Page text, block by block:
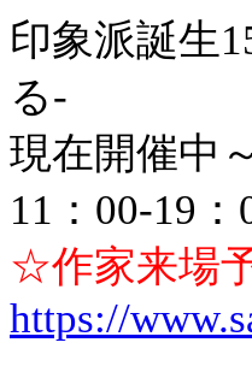
印象派誕生
る-
現在開催中
11：00-19
☆作家来場
https://